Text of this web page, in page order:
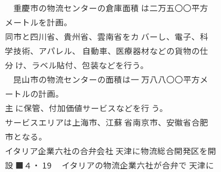
重慶市の物流センターの倉庫面積 は二万五〇〇平方
メートルを計画。
同市と四川省、貴州省、雲南省をカ バーし、電子、科
学技術、アパレル、 自動車、医療器材などの貨物の仕
分 け、ラベル貼付、包装などを行う。
昆山市の物流センターの面積は一 万八八〇〇平方メ
ートルの計画。
主 に保管、付加価値サービスなどを行 う。
サービスエリアは上海市、江蘇 省南京市、安徽省合肥
市となる。
イタリア企業六社の合弁会社 天津に物流総合開発区を開
設 ■４・ 19 イタリアの物流企業六社が合弁で 天津に